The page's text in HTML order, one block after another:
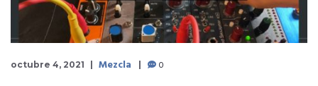
octubre 4, 2021 Mezcla 0